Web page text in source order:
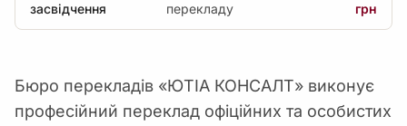
засвідчення
перекладу
грн
Бюро перекладів «ЮТІА КОНСАЛТ» виконує
професійний переклад офіційних та особистих